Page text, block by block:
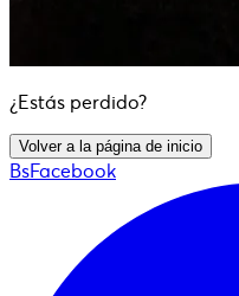
¿Estás perdido?
Volver a la página de inicio
BsFacebook